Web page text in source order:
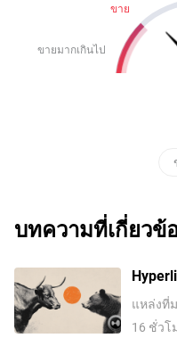
ขาย
ขายมากเกินไป
บทความที่เกี่ยวข้
แหล่งที่
16 ชั่วโ